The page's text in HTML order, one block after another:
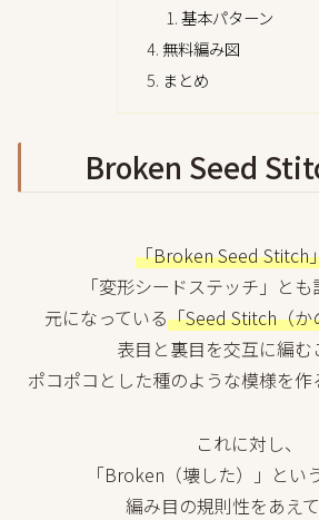
基本パターン
無料編み図
まとめ
Broken Seed
「Broken Seed Stitch
「変形シードステッチ」とも
元になっている「Seed Stitch（か
表目と裏目を交互に編む
ポコポコとした種のような模様を作
これに対し、
「Broken（壊した）」とい
編み目の規則性をあえ